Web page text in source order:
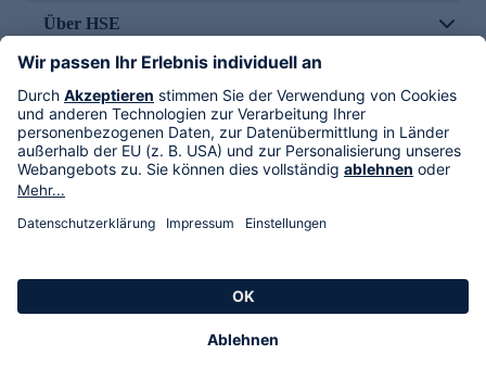
Über HSE
Im TV
HSE International